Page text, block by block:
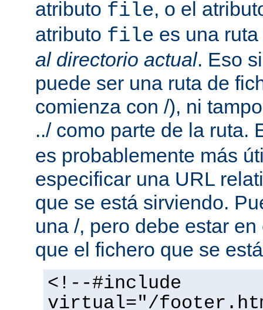
atributo file, o el
atributo file es una
al directorio actual. Eso
puede ser una ruta de
comienza con /), ni
../ como parte de la ruta.
es probablemente más
especificar una URL
que se está sirviendo.
una /, pero debe estar
que el fichero que se
<!--#include
virtual="/